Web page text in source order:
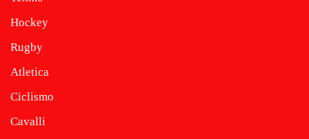
Hockey
Rugby
Atletica
Ciclismo
Cavalli